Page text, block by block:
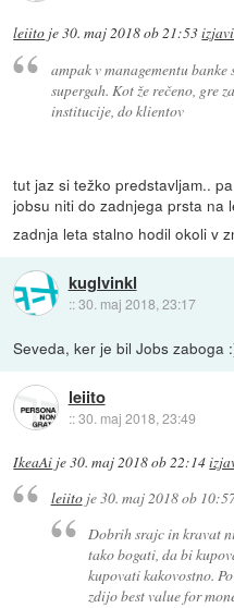
leiito je30. maj 2018 ob 21:53
ampak v managementu
supergah. Kot že rečeno, gre
institucije, do klientov
tut jaz si težko predstavljam..
jobsu niti do zadnjega prsta na
zadnja leta stalno hodil okoli v
kuglvinkl
::30. maj 2018, 23:17
Seveda, ker je bil Jobs zaboga
leiito
::30. maj 2018, 23:49
IkeaAi je30. maj 2018 ob 22:14
leiitoje30. maj 2018 ob
Dobrih srajc in kravat
tako bogati, da bi
kupovati kakovostno.
zdijo best value for